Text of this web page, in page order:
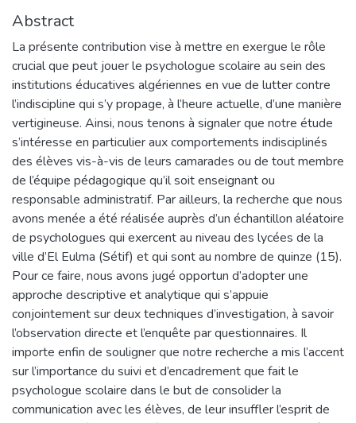
Abstract
La présente contribution vise à mettre en exergue le rôle
crucial que peut jouer le psychologue scolaire au sein des
institutions éducatives algériennes en vue de lutter contre
l’indiscipline qui s’y propage, à l’heure actuelle, d’une manière
vertigineuse. Ainsi, nous tenons à signaler que notre étude
s’intéresse en particulier aux comportements indisciplinés
des élèves vis-à-vis de leurs camarades ou de tout membre
de l’équipe pédagogique qu’il soit enseignant ou
responsable administratif. Par ailleurs, la recherche que nous
avons menée a été réalisée auprès d’un échantillon aléatoire
de psychologues qui exercent au niveau des lycées de la
ville d’El Eulma (Sétif) et qui sont au nombre de quinze (15).
Pour ce faire, nous avons jugé opportun d’adopter une
approche descriptive et analytique qui s’appuie
conjointement sur deux techniques d’investigation, à savoir
l’observation directe et l’enquête par questionnaires. Il
importe enfin de souligner que notre recherche a mis l’accent
sur l’importance du suivi et d’encadrement que fait le
psychologue scolaire dans le but de consolider la
communication avec les élèves, de leur insuffler l’esprit de